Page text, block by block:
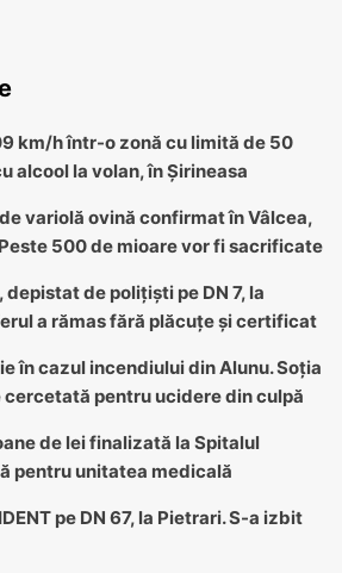
km/h într-o zonă cu limită de 50
alcool la volan, în Șirineasa
de variolă ovină confirmat în Vâlcea,
500 de mioare vor fi sacrificate
de polițiști pe DN 7, la
a rămas fără plăcuțe și certificat
în cazul incendiului din Alunu. Soția
pentru ucidere din culpă
de lei finalizată la Spitalul
pentru unitatea medicală
pe DN 67, la Pietrari. S-a izbit